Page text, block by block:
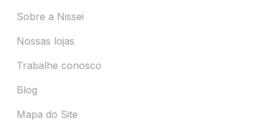
Sobre a Nissei
Nossas lojas
Trabalhe conosco
Blog
Mapa do Site